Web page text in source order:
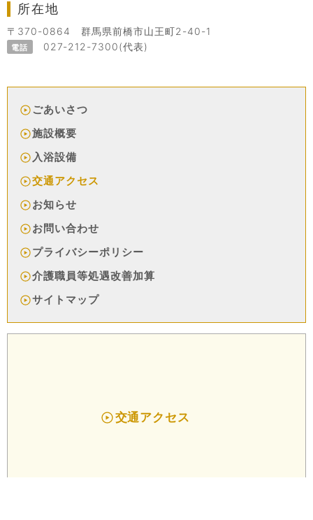
所在地
〒370-0864 群馬県前橋市山王町2-40-1
電話 027-212-7300(代表)
ごあいさつ
施設概要
入浴設備
交通アクセス
お知らせ
お問い合わせ
プライバシーポリシー
介護職員等処遇改善加算
サイトマップ
交通アクセス